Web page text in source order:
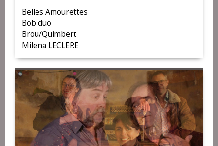
Belles Amourettes
Bob duo
Brou/Quimbert
Milena LECLERE